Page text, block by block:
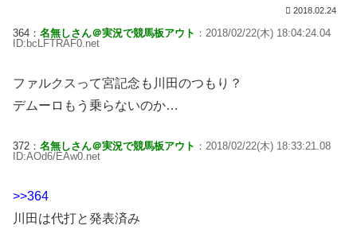
2018.02.24
364： 名無しさん＠実況で競馬板アウト ：2018/02/22(木) 18:04:24.04
ID:bcLFTRAF0.net
ファルクスって宮記念も川田のつもり？
デムーロもう乗らないのか…
372： 名無しさん＠実況で競馬板アウト ：2018/02/22(木) 18:33:21.08
ID:AOd6/EAw0.net
>>364
川田は代打と発表済み